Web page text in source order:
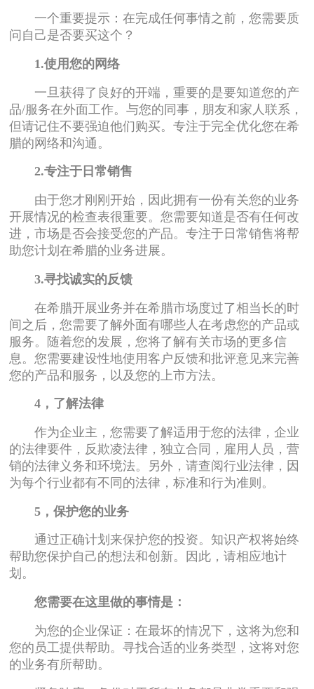
一个重要提示：在完成任何事情之前，您需要质
问自己是否要买这个？
1.使用您的网络
一旦获得了良好的开端，重要的是要知道您的产
品/服务在外面工作。与您的同事，朋友和家人联系，
但请记住不要强迫他们购买。专注于完全优化您在希
腊的网络和沟通。
2.专注于日常销售
由于您才刚刚开始，因此拥有一份有关您的业务
开展情况的检查表很重要。您需要知道是否有任何改
进，市场是否会接受您的产品。专注于日常销售将帮
助您计划在希腊的业务进展。
3.寻找诚实的反馈
在希腊开展业务并在希腊市场度过了相当长的时
间之后，您需要了解外面有哪些人在考虑您的产品或
服务。随着您的发展，您将了解有关市场的更多信
息。您需要建设性地使用客户反馈和批评意见来完善
您的产品和服务，以及您的上市方法。
4，了解法律
作为企业主，您需要了解适用于您的法律，企业
的法律要件，反欺凌法律，独立合同，雇用人员，营
销的法律义务和环境法。另外，请查阅行业法律，因
为每个行业都有不同的法律，标准和行为准则。
5，保护您的业务
通过正确计划来保护您的投资。知识产权将始终
帮助您保护自己的想法和创新。因此，请相应地计
划。
您需要在这里做的事情是：
为您的企业保证：在最坏的情况下，这将为您和
您的员工提供帮助。寻找合适的业务类型，这将对您
的业务有所帮助。